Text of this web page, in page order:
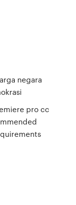
negara
pro cc